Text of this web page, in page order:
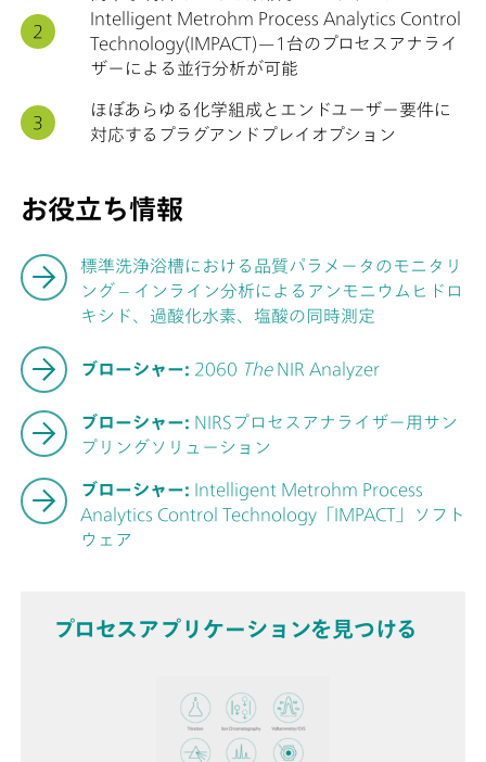
Intelligent Metrohm Process Analytics Control
Technology(IMPACT)—1台のプロセスアナライ
ザーによる並行分析が可能
ほぼあらゆる化学組成とエンドユーザー要件に
対応するプラグアンドプレイオプション
お役立ち情報
標準洗浄浴槽における品質パラメータのモニタリ
ング – インライン分析によるアンモニウムヒドロ
キシド、過酸化水素、塩酸の同時測定
ブローシャー: 2060 TheNIR Analyzer
ブローシャー: NIRSプロセスアナライザー用サン
プリングソリューション
ブローシャー:
Intelligent Metrohm Process
Analytics Control Technology「IMPACT」ソフト
ウェア
プロセスアプリケーションを見つける